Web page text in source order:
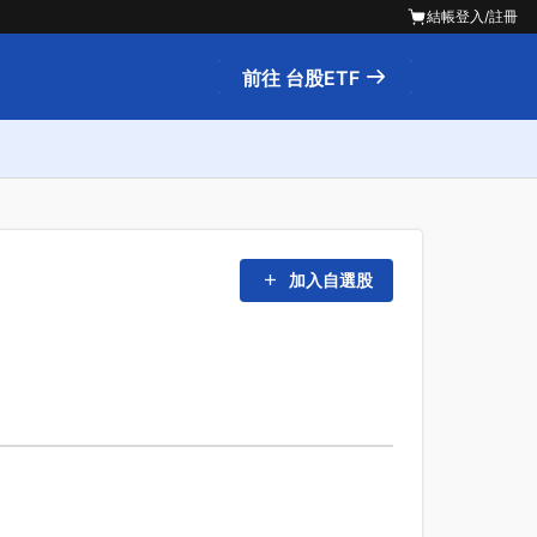
結帳登入/註冊
前往 台股ETF
加入自選股